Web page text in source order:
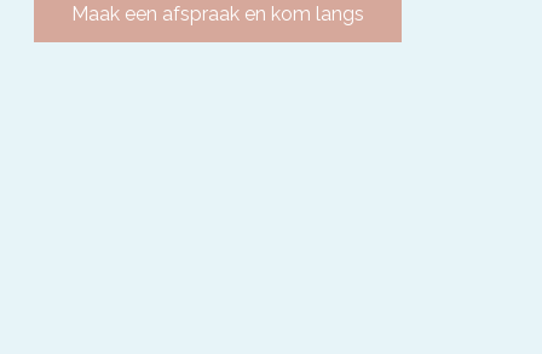
Maak een afspraak en kom langs